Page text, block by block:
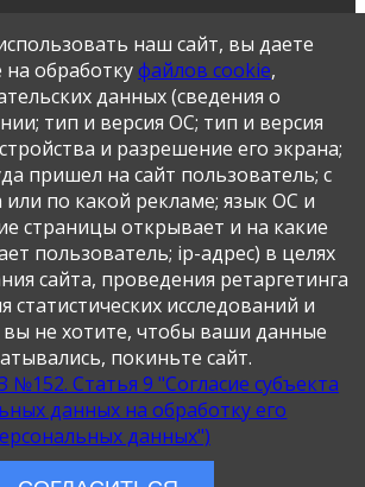
персональных данных, в том числе
производится в соответствии с
законом от 27.07.2006 г. № 152-ФЗ " О
с согласия субъекта персональных
наш сайт, вы даете
на обработкуфайлов cookie,
данных (сведения о
тип и версия ОС; тип и версия
и разрешение его экрана;
пришел на сайт пользователь; с
или по какой рекламе; язык ОС и
страницы открывает и на какие
пользователь; ip-адрес) в целях
сайта, проведения ретаргетинга
статистических исследований и
вы не хотите, чтобы ваши данные
покиньте сайт.
Статья 9 "Согласие субъекта
данных на обработку его
данных")